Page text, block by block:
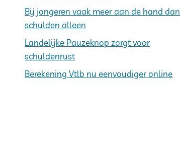
Bij jongeren vaak meer aan de hand dan
schulden alleen
Landelijke Pauzeknop zorgt voor
schuldenrust
Berekening Vtlb nu eenvoudiger online